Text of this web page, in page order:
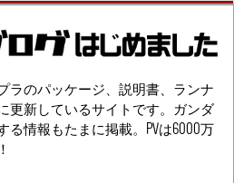
ラのパッケージ、説明書、ランナ
更新しているサイトです。ガンダ
る情報もたまに掲載。PVは6000万